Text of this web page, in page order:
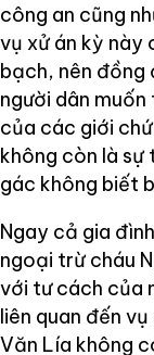
công an cũng
vụ xử án kỳ này
bạch, nên đồng
người dân
của các giới
không còn là
gác không biết
Ngay cả gia
ngoại trừ cháu
với tư cách của
liên quan đến
Văn Lía không